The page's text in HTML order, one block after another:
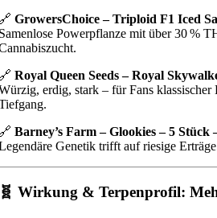
GrowersChoice – Triploid F1 Iced
Powerpflanze mit über 30 %
Royal Queen Seeds – Royal
erdig, stark – für Fans
Barney’s Farm – Glookies – 5 Stück
Genetik trifft auf riesige
Wirkung & Terpenprofil: